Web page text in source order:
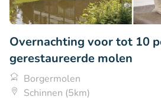
Overnachting voor tot 10
gerestaureerde molen
Borgermolen
Schinnen (5km)